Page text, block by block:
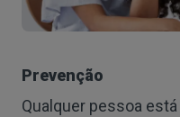
Prevenção
Qualquer pessoa